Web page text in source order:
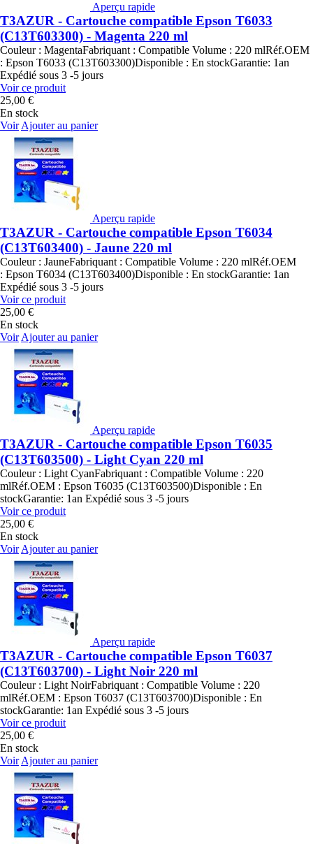
Aperçu rapide
T3AZUR - Cartouche compatible Epson T6033
(C13T603300) - Magenta 220 ml
Couleur : MagentaFabriquant : Compatible Volume : 220 mlRéf.OEM
: Epson T6033 (C13T603300)Disponible : En stockGarantie: 1an
Expédié sous 3 -5 jours
Voir ce produit
25,00 €
En stock
Voir Ajouter au panier
Aperçu rapide
T3AZUR - Cartouche compatible Epson T6034
(C13T603400) - Jaune 220 ml
Couleur : JauneFabriquant : Compatible Volume : 220 mlRéf.OEM
: Epson T6034 (C13T603400)Disponible : En stockGarantie: 1an
Expédié sous 3 -5 jours
Voir ce produit
25,00 €
En stock
Voir Ajouter au panier
Aperçu rapide
T3AZUR - Cartouche compatible Epson T6035
(C13T603500) - Light Cyan 220 ml
Couleur : Light CyanFabriquant : Compatible Volume : 220
mlRéf.OEM : Epson T6035 (C13T603500)Disponible : En
stockGarantie: 1an Expédié sous 3 -5 jours
Voir ce produit
25,00 €
En stock
Voir Ajouter au panier
Aperçu rapide
T3AZUR - Cartouche compatible Epson T6037
(C13T603700) - Light Noir 220 ml
Couleur : Light NoirFabriquant : Compatible Volume : 220
mlRéf.OEM : Epson T6037 (C13T603700)Disponible : En
stockGarantie: 1an Expédié sous 3 -5 jours
Voir ce produit
25,00 €
En stock
Voir Ajouter au panier